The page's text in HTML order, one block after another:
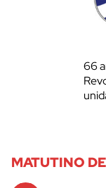
66
MATUTINO